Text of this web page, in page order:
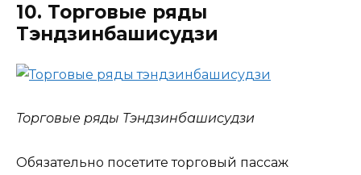
10. Торговые ряды
Тэндзинбашисудзи
Торговые ряды Тэндзинбашисудзи
Обязательно посетите торговый пассаж